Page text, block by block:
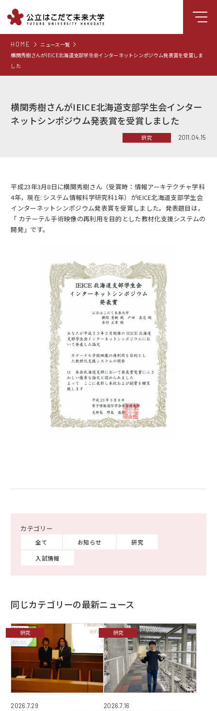
コンセプト動画
大学について
学部
就職支援
学生生活
受験生向け情報
アクセス お問合せ
HOME
ニュース一覧
横関秀樹さんがIEICE北海道支部学生会インターネットシンポジウム発表賞を受賞しま
した
横関秀樹さんがIEICE北海道支部学生会インター
ネットシンポジウム発表賞を受賞しました
研究 2011.04.15
平成23年3月8日に横関秀樹さん（受賞時：情報アーキテクチャ学科
4年，現在: システム情報科学研究科1年）がIEICE北海道支部学生会
インターネットシンポジウム発表賞を受賞しました。発表題目は，
「 カテーテル手術映像の再利用を目的とした教材化支援システムの
開発」です。
全て お知らせ
研究
入試情報
同じカテゴリーの最新ニュース
研究
2026.7.29
研究
2026.7.16